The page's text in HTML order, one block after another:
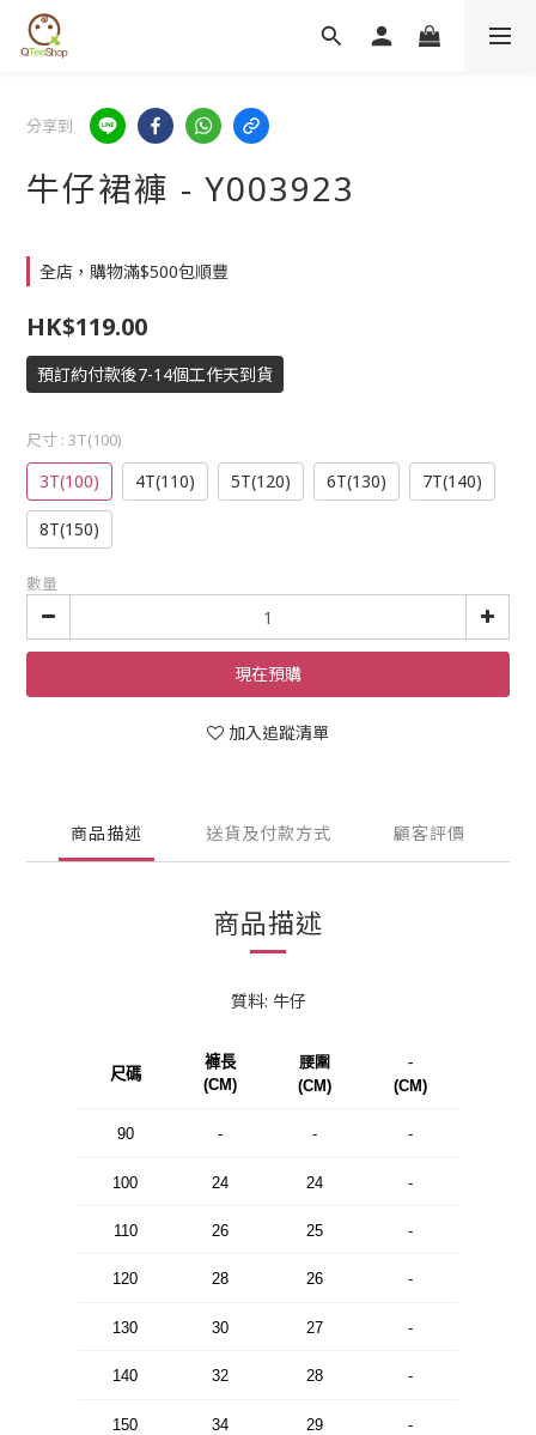
分享到
牛仔裙褲 - Y003923
全店，購物滿$500包順豐
HK$119.00
預訂約付款後7-14個工作天到貨
尺寸 : 3T(100)
3T(100) 4T(110) 5T(120) 6T(130) 7T(140)
8T(150)
數量
現在預購
加入追蹤清單
商品描述 送貨及付款方式 顧客評價
商品描述
質料: 牛仔
尺碼
褲長
(CM)
腰圍
(CM)
-
(CM)
90 - - -
100 24 24 -
110 26 25 -
120 28 26 -
130 30 27 -
140 32 28 -
150 34 29 -